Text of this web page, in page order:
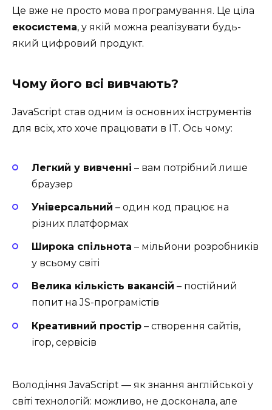
Це вже не просто мова програмування. Це ціла
екосистема, у якій можна реалізувати будь-
який цифровий продукт.
Чому його всі вивчають?
JavaScript став одним із основних інструментів
для всіх, хто хоче працювати в IT. Ось чому:
Легкий у вивченні – вам потрібний лише
браузер
Універсальний – один код працює на
різних платформах
Широка спільнота – мільйони розробників
у всьому світі
Велика кількість вакансій – постійний
попит на JS-програмістів
Креативний простір – створення сайтів,
ігор, сервісів
Володіння JavaScript — як знання англійської у
світі технологій: можливо, не досконала, але